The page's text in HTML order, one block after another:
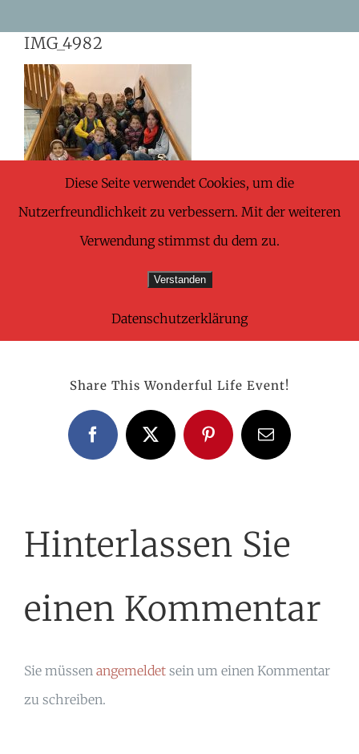
content
IMG_4982
Share This Wonderful Life Event!
FacebookX PinterestE-
Mail
Hinterlassen Sie
einen Kommentar
Sie müssen angemeldet sein um einen Kommentar
zu schreiben.
Diese Seite verwendet Cookies, um die
Nutzerfreundlichkeit zu verbessern. Mit der weiteren
Verwendung stimmst du dem zu.
Verstanden
Datenschutzerklärung